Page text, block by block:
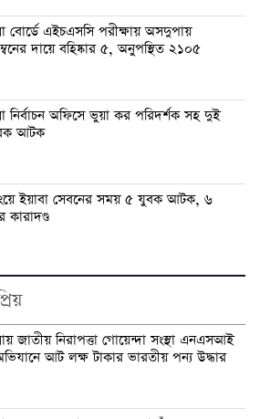
বোর্ডে এইচএসসি পরীক্ষায় অসদুপায়
দায়ে বহিষ্কার ৫, অনুপস্থিত ২১০৫
নির্বাচন অফিসে ভুয়া কর পরিদর্শক সহ দুই
আটক
ইয়াবা সেবনের সময় ৫ যুবক আটক, ৬
কারাদণ্ড
জাতীয় নিরাপত্তা গোয়েন্দা সংস্থা এনএসআই
আট লক্ষ টাকার ভারতীয় পন্য উদ্ধার